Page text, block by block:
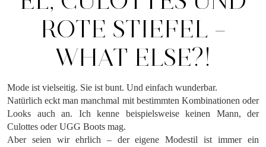
ROTE STIEFEL –
WHAT ELSE?!
Mode ist vielseitig. Sie ist bunt. Und einfach wunderbar.
Natürlich eckt man manchmal mit bestimmten Kombinationen oder
Looks auch an. Ich kenne beispielsweise keinen Mann, der
Culottes oder UGG Boots mag.
Aber seien wir ehrlich – der eigene Modestil ist immer ein